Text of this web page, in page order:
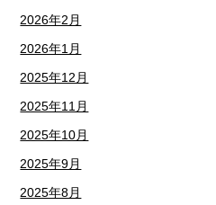
2026年2月
2026年1月
2025年12月
2025年11月
2025年10月
2025年9月
2025年8月